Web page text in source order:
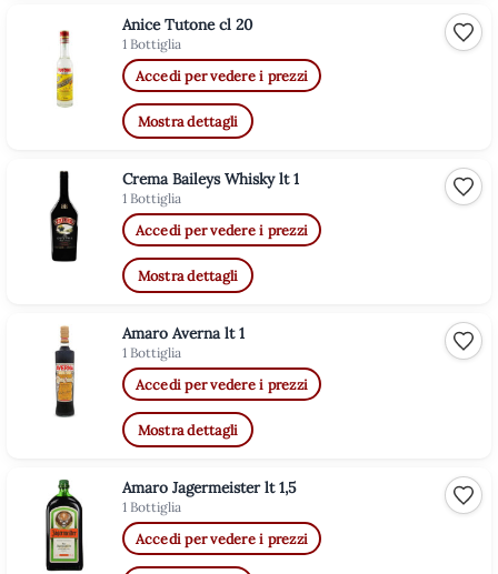
Anice Tutone cl 20
1 Bottiglia
Accedi per vedere i prezzi
Mostra dettagli
Crema Baileys Whisky lt 1
1 Bottiglia
Accedi per vedere i prezzi
Mostra dettagli
Amaro Averna lt 1
1 Bottiglia
Accedi per vedere i prezzi
Mostra dettagli
Amaro Jagermeister lt 1,5
1 Bottiglia
Accedi per vedere i prezzi